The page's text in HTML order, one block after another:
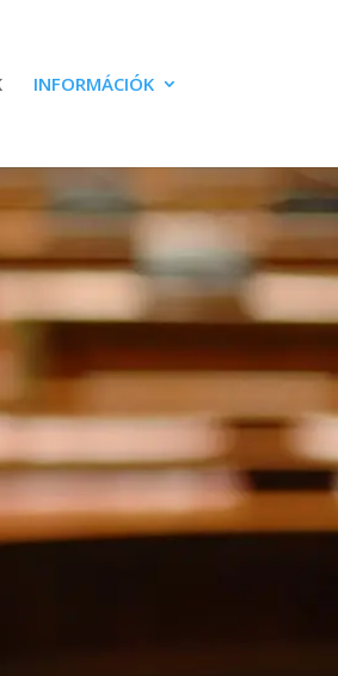
INFORMÁCIÓK